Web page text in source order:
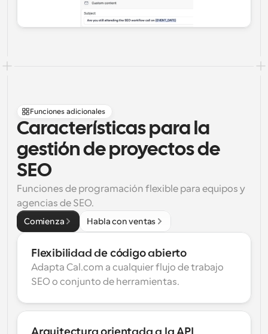
Funciones adicionales
Características para la
gestión de proyectos de
SEO
Funciones de programación flexible para equipos y
agencias de SEO.
Comienza Habla con ventas
Flexibilidad de código abierto
Adapta Cal.com a cualquier flujo de trabajo
SEO o conjunto de herramientas.
Arquitectura orientada a la API